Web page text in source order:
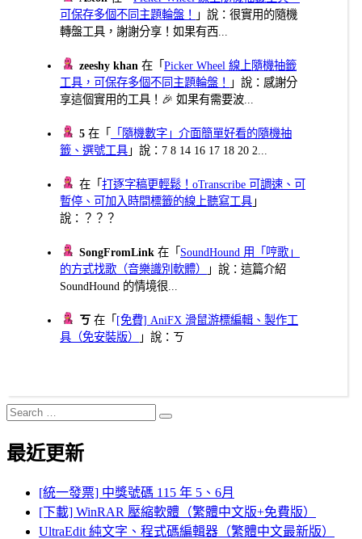
可保存多個不同主題輪盤！
」說：很實用的隨機
轉盤工具，謝謝分享！如果有西...
zeeshy khan 在「Picker Wheel 線上隨機抽籤
工具，可保存多個不同主題輪盤！
」說：感謝分
享這個實用的工具！🎉 如果有需要波...
5 在「
「隨機數字」介面簡單好看的隨機抽
籤、選號工具 」說：7 8 14 16 17 18 20 2...
在「打逐字稿更輕鬆！oTranscribe 可調速、可
暫停、可加入時間標籤的線上聽寫工具 」
說：？？？
SongFromLink 在「 SoundHound 用「哼歌」
的方式找歌（音樂識別軟體）
」說：這篇介紹
SoundHound 的情境很...
ㄎ 在「 [免費] AniFX 滑鼠游標編輯、製作工
具（免安裝版）
」說：ㄎ
Search
for:
Search
最近更新
[統一發票] 中獎號碼 115 年 5、6月
[下載] WinRAR 壓縮軟體（繁體中文版+免費版）
UltraEdit 純文字、程式碼編輯器（繁體中文最新版）